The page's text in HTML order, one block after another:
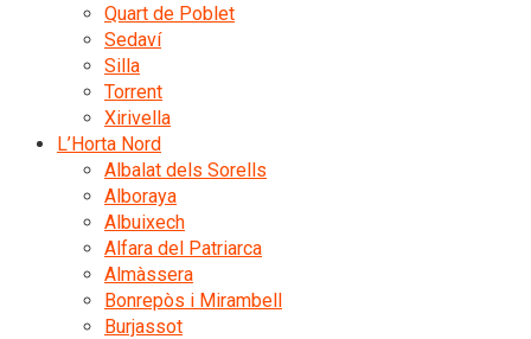
Quart de Poblet
Sedaví
Silla
Torrent
Xirivella
L’Horta Nord
Albalat dels Sorells
Alboraya
Albuixech
Alfara del Patriarca
Almàssera
Bonrepòs i Mirambell
Burjassot